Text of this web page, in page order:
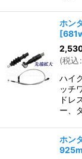
ホン
[
(税込:
ハイ
ッチ
ドレ
ー、
ホン